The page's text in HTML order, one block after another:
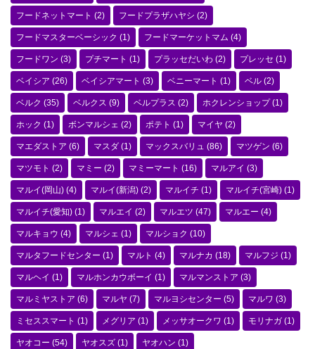
フードネットマート (2) フードプラザハヤシ (2)
フードマスターベーシック (1) フードマーケットマム (4)
フードワン (3) プチマート (1) プラッセだいわ (2) プレッセ (1)
ベイシア (26) ベイシアマート (3) ベニーマート (1) ベル (2)
ベルク (35) ベルクス (9) ベルプラス (2) ホクレンショップ(1)
ホック (1) ボンマルシェ (2) ポテト (1) マイヤ (2)
マエダストア (6) マスダ (1) マックスバリュ (86) マツゲン (6)
マツモト (2) マミー (2) マミーマート (16) マルアイ (3)
マルイ(岡山) (4) マルイ(新潟) (2) マルイチ (1) マルイチ(宮崎) (1)
マルイチ(愛知) (1) マルエイ (2) マルエツ (47) マルエー (4)
マルキョウ (4) マルシェ (1) マルショク (10)
マルタフードセンター (1) マルト (4) マルナカ (18) マルフジ (1)
マルヘイ (1) マルホンカウボーイ (1) マルマンストア (3)
マルミヤストア (6) マルヤ (7) マルヨシセンター (5) マルワ (3)
ミセススマート (1) メグリア (1) メッサオークワ (1) モリナガ (1)
ヤオコー (54) ヤオスズ (1) ヤオハン (1)